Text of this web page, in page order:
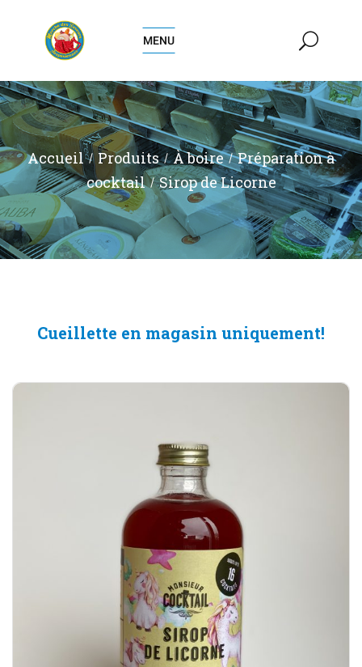
MENU
Accueil Produits À boire
Préparation à
cocktail
Sirop de Licorne
Cueillette en magasin uniquement!